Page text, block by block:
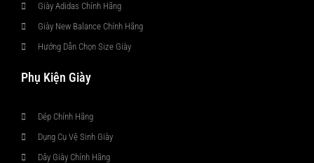
Giày Adidas Chính Hãng
Giày New Balance Chính Hãng
Hướng Dẫn Chọn Size Giày
Phụ Kiện Giày
Dép Chính Hãng
Dụng Cụ Vệ Sinh Giày
Dây Giày Chính Hãng